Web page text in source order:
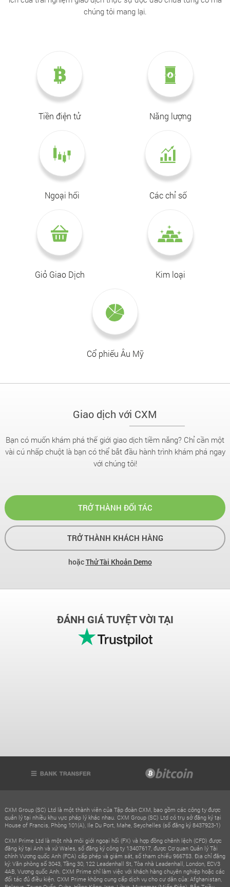
chúng tôi mang lại.
Tiền điện tử Năng lượng
Ngoại hối Các chỉ số
Giỏ Giao Dịch Kim loại
Cổ phiếu Âu Mỹ
Giao dịch với CXM
Bạn có muốn khám phá thế giới giao dịch tiềm năng? Chỉ cần một
vài cú nhấp chuột là bạn có thể bắt đầu hành trình khám phá ngay
với chúng tôi!
TRỞ THÀNH ĐỐI TÁC
TRỞ THÀNH KHÁCH HÀNG
hoặcThử Tài Khoản Demo
ĐÁNH GIÁ TUYỆT VỜI TẠI
CXM Group (SC) Ltd là một thành viên của Tập đoàn CXM, bao gồm các công ty được
quản lý tại nhiều khu vực pháp lý khác nhau. CXM Group (SC) Ltd có trụ sở đăng ký tại
House of Francis, Phòng 101(A), Ile Du Port, Mahe, Seychelles (số đăng ký 8437923-1)
CXM Prime Ltd là một nhà môi giới ngoại hối (FX) và hợp đồng chênh lệch (CFD) được
đăng ký tại Anh và xứ Wales, số đăng ký công ty 13407617, được Cơ quan Quản lý Tài
chính Vương quốc Anh (FCA) cấp phép và giám sát, số tham chiếu 966753. Địa chỉ đăng
ký: Văn phòng số 3043, Tầng 30, 122 Leadenhall St, Tòa nhà Leadenhall, London, ECV3
4AB, Vương quốc Anh. CXM Prime chỉ làm việc với khách hàng chuyên nghiệp hoặc các
đối tác đủ điều kiện. CXM Prime không cung cấp dịch vụ cho cư dân của: Afghanistan,